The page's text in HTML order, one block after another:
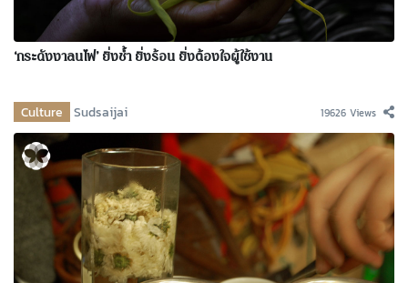
‘กระดังงาลนไฟ’ ยิ่งช้ำ ยิ่งร้อน ยิ่งต้องใจผู้ใช้งาน
Culture Sudsaijai 19626 Views